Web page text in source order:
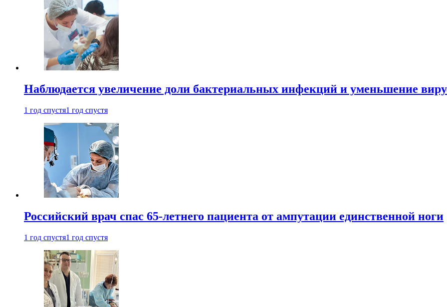
Наблюдается увеличение доли бактериальных инфекций и уменьшение
1 год спустя1 год спустя
Российский врач спас 65-летнего пациента от ампутации единственной ноги
1 год спустя1 год спустя